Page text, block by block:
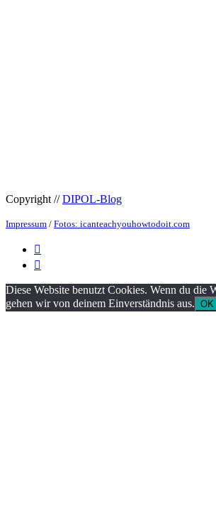
Copyright //DIPOL-Blog
Impressum / Fotos: icanteachyouhowtodoit.com


Diese Website benutzt Cookies. Wenn du die
gehen wir von deinem Einverständnis aus. OK